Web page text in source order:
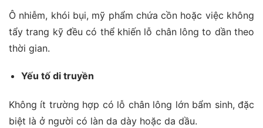
Ô nhiễm, khói bụi, mỹ phẩm chứa cồn hoặc việc không
tẩy trang kỹ đều có thể khiến lỗ chân lông to dần theo
thời gian.
Yếu tố di truyền
Không ít trường hợp có lỗ chân lông lớn bẩm sinh, đặc
biệt là ở người có làn da dày hoặc da dầu.